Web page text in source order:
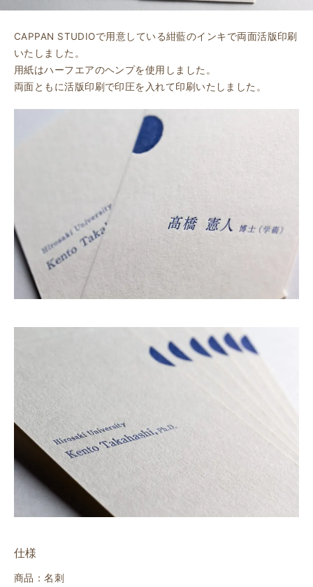
CAPPAN STUDIOで用意している紺藍のインキで両面活版印刷
いたしました。
用紙はハーフエアのヘンプを使用しました。
両面ともに活版印刷で印圧を入れて印刷いたしました。
仕様
商品：名刺